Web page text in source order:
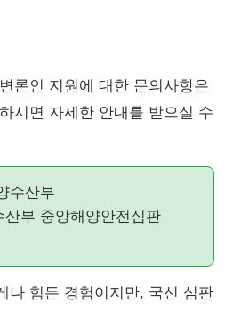
론인 지원에 대한 문의사항은
시면 자세한 안내를 받으실 수
수산부
산부 중앙해양안전심판
나 힘든 경험이지만, 국선 심판